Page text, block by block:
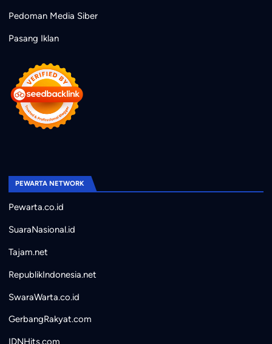
Pedoman Media Siber
Pasang Iklan
PEWARTA NETWORK
Pewarta.co.id
SuaraNasional.id
Tajam.net
RepublikIndonesia.net
SwaraWarta.co.id
GerbangRakyat.com
IDNHits.com